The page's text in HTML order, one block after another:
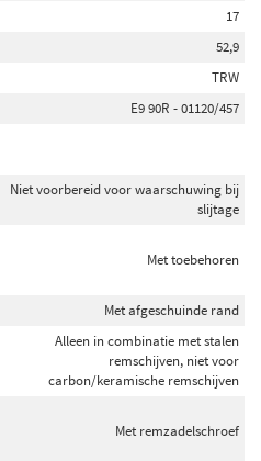
17
52,9
TRW
E9 90R - 01120/457
Niet voorbereid voor waarschuwing bij
slijtage
Met toebehoren
Met afgeschuinde rand
Alleen in combinatie met stalen
remschijven, niet voor
carbon/keramische remschijven
Met remzadelschroef